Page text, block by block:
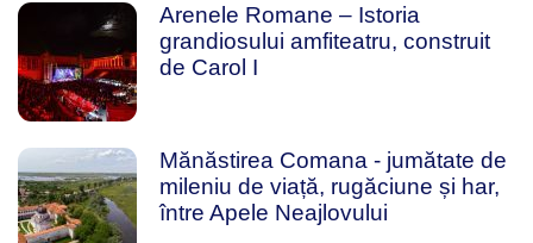
Arenele Romane – Istoria
grandiosului amfiteatru, construit
de Carol I
Mănăstirea Comana - jumătate de
mileniu de viață, rugăciune și har,
între Apele Neajlovului